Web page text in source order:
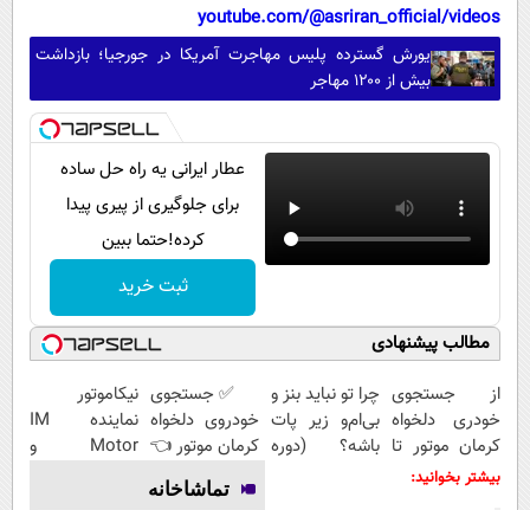
youtube.com/@asriran_official/videos
یورش گسترده پلیس مهاجرت آمریکا در جورجیا؛ بازداشت
بیش از ۱۲۰۰ مهاجر
عطار ایرانی یه راه حل ساده
برای جلوگیری از پیری پیدا
کرده!حتما ببین
ثبت خرید
مطالب پیشنهادی
از جستجوی
خودری دلخواه
کرمان موتور تا
فروش آن،
چرا تو نباید بنز و
بی‌ام‌و زیر پات
باشه؟ (دوره
✅ جستجوی
خودروی دلخواه
کرمان موتور 👈
فروش ساده،
بی واسطه و
نیکاموتور
نماینده IM
Motor و
بیشتر بخوانید: تماشاخانه